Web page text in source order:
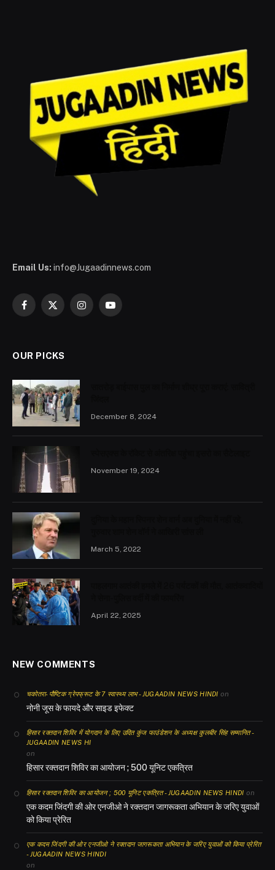
Email Us: info@Jugaadinnews.com
Facebook
X
InstagramYouTube
OUR PICKS
December 8, 2024
November 19, 2024
March 5, 2022
April 22, 2025
NEW COMMENTS
चकोतरा- पौष्टिक ग्रेपफ्रूट के 7 स्वास्थ्य लाभ - JUGAADIN NEWS HINDI on
नोनी जूस के फायदे और साइड इफेक्ट
हिसार रक्तदान शिविर में योगदान के लिए उदित कुंज फाउंडेशन के अध्यक्ष कुलबीर सिंह सम्मानित -
JUGAADIN NEWS HI
on
हिसार रक्तदान शिविर का आयोजन ; 500 यूनिट एकत्रित
हिसार रक्तदान शिविर का आयोजन ; 500 यूनिट एकत्रित - JUGAADIN NEWS HINDI on
एक कदम जिंदगी की ओर एनजीओ ने रक्तदान जागरूकता अभियान के जरिए युवाओं
को किया प्रेरित
एक कदम जिंदगी की ओर एनजीओ ने रक्तदान जागरूकता अभियान के जरिए युवाओं को किया प्रेरित
- JUGAADIN NEWS HINDI
on